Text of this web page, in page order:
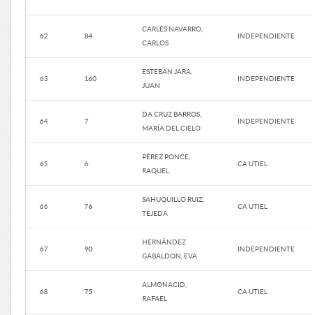
62 84
CARLES NAVARRO,
CARLOS
INDEPENDIENTE
63 160
ESTEBAN JARA,
JUAN
INDEPENDIENTE
64 7
DA CRUZ BARROS,
MARÍA DEL CIELO
INDEPENDIENTE
65 6
PÉREZ PONCE,
RAQUEL
CA UTIEL
66 76
SAHUQUILLO RUIZ,
TEJEDA
CA UTIEL
67 90
HERNÁNDEZ
GABALDON, EVA
INDEPENDIENTE
68 75
ALMONACID,
RAFAEL
CA UTIEL